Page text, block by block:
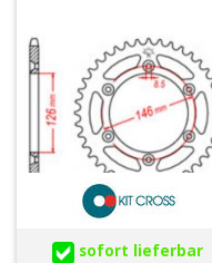
sofort lieferbar